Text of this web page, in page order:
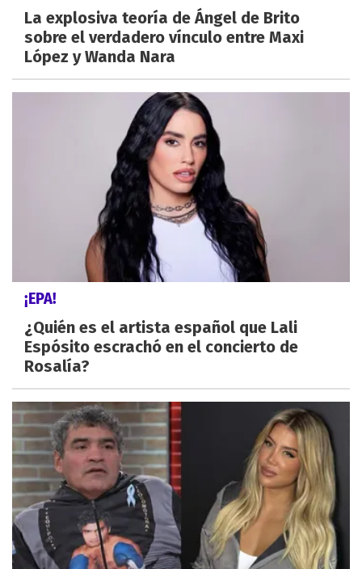
La explosiva teoría de Ángel de Brito
sobre el verdadero vínculo entre Maxi
López y Wanda Nara
¡EPA!
¿Quién es el artista español que Lali
Espósito escrachó en el concierto de
Rosalía?